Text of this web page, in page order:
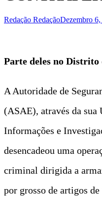
Redação RedaçãoDezembro
Parte deles no Distrito
A Autoridade de
(ASAE), através da sua
Informações e
desencadeou uma
criminal dirigida a
por grosso de artigos